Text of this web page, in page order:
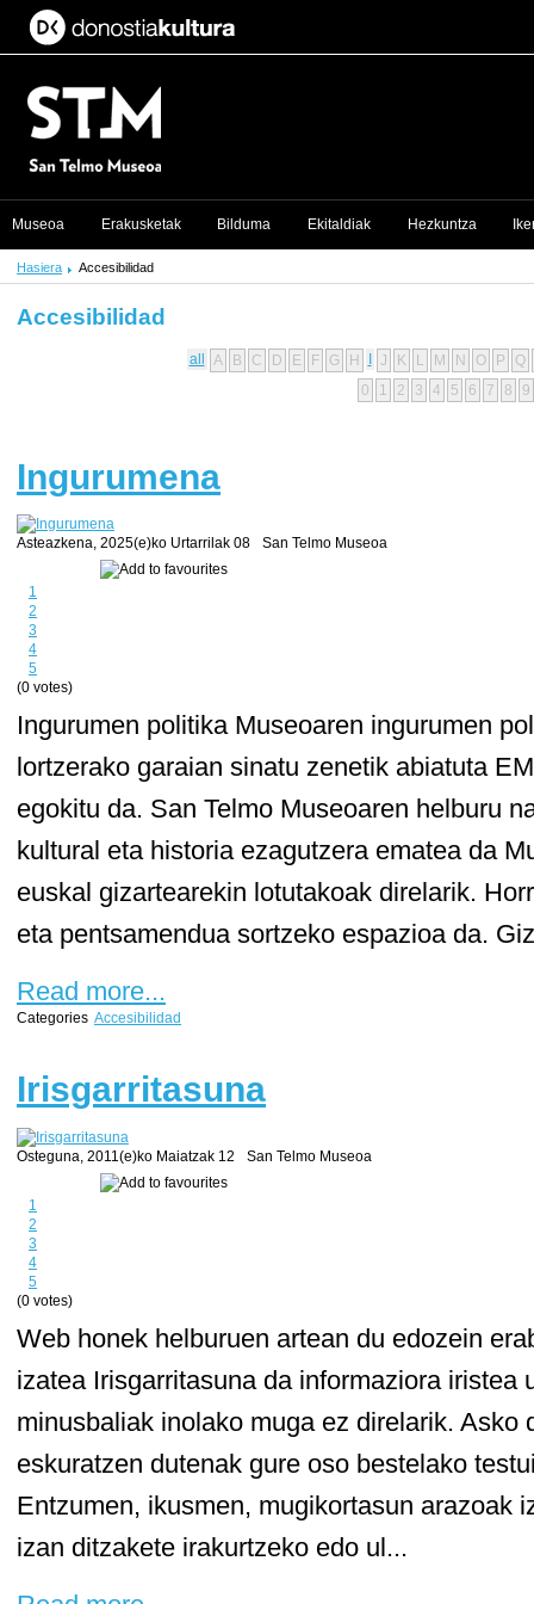
Hasiera Accesibilidad
Accesibilidad
all A B C D E F G H J K L M N O P
Q
0
1 2 3 4 5 6 7 8 9
Ingurumena
Asteazkena, 2025(e)ko Urtarrilak 08 San Telmo Museoa
1
2
3
4
5
(0 votes)
Ingurumen politika Museoaren ingurumen
lortzerako garaian sinatu zenetik abiatuta
egokitu da. San Telmo Museoaren helburu
kultural eta historia ezagutzera ematea da
euskal gizartearekin lotutakoak direlarik.
eta pentsamendua sortzeko espazioa da.
Read more...
Categories Accesibilidad
Irisgarritasuna
Osteguna, 2011(e)ko Maiatzak 12 San Telmo Museoa
1
2
3
4
5
(0 votes)
Web honek helburuen artean du edozein
izatea Irisgarritasuna da informaziora iristea
minusbaliak inolako muga ez direlarik. Asko
eskuratzen dutenak gure oso bestelako
Entzumen, ikusmen, mugikortasun arazoak
izan ditzakete irakurtzeko edo ul...
Museoa Erakusketak Bilduma Ekitaldiak Hezkuntza